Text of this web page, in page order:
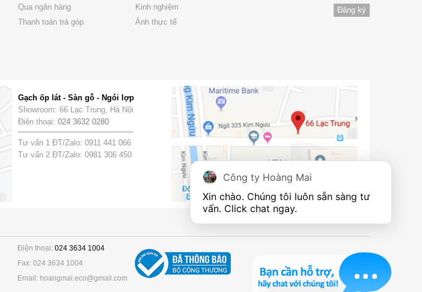
Qua ngân hàng
Thanh toán trả góp
Kinh nghiệm
Ảnh thực tế
Gạch ốp lát - Sàn gỗ - Ngói lợp
Showroom: 66 Lạc Trung, Hà Nội
Điện thoại: 024 3632 0280
Tư vấn 1 ĐT/Zalo: 0911 441 066
Tư vấn 2 ĐT/Zalo: 0981 306 450
Điện thoại: 024 3634 1004
Fax: 024 3634 1004
Email: hoangmai.eco@gmail.com
Công ty Hoàng Mai
Xin chào. Chúng tôi luôn sẵn sàng tư
vấn. Click chat ngay.